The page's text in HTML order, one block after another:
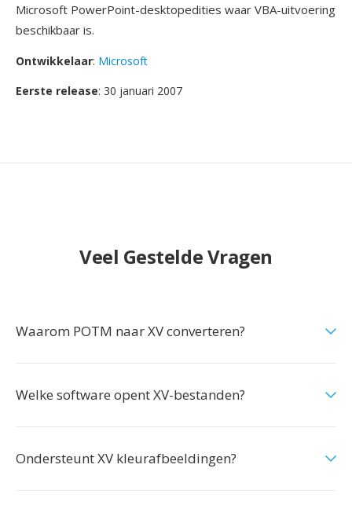
Microsoft PowerPoint-desktopedities waar VBA-uitvoering
beschikbaar is.
Ontwikkelaar: Microsoft
Eerste release: 30 januari 2007
Veel Gestelde Vragen
Waarom POTM naar XV converteren?
Welke software opent XV-bestanden?
Ondersteunt XV kleurafbeeldingen?